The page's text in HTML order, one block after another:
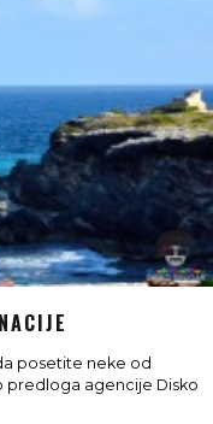
posetite neke od
predloga agencije Disko